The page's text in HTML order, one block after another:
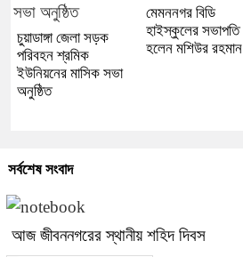
চুয়াডাঙ্গা জেলা সড়ক
পরিবহন শ্রমিক
ইউনিয়নের মাসিক সভা
অনুষ্ঠিত
মেমননগর বিডি
হাইস্কুলের সভাপতি
হলেন মশিউর রহমান
সর্বশেষ সংবাদ
আজ জীবননগরের স্থানীয় শহিদ দিবস